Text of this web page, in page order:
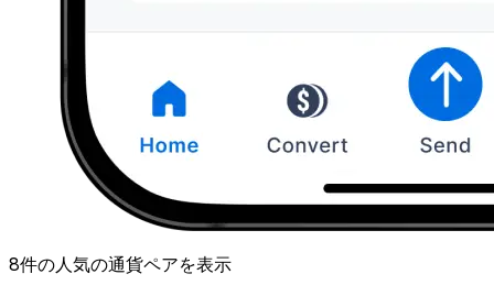
8件の人気の通貨ペアを表示